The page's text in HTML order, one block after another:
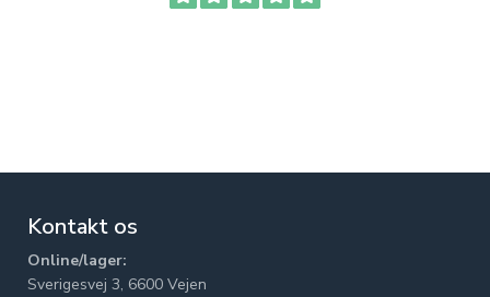
Kontakt os
Online/lager:
Sverigesvej 3, 6600 Vejen